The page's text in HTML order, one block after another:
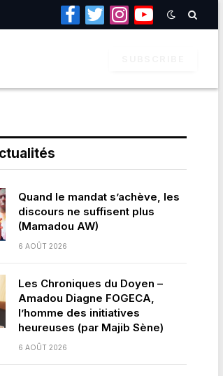
Facebook
TwitterInstagramYouTube
Quand le mandat s’achève, les
discours ne suffisent plus
(Mamadou AW)
6 AOÛT 2026
Les Chroniques du Doyen –
Amadou Diagne FOGECA,
l’homme des initiatives
heureuses (par Majib Sène)
6 AOÛT 2026